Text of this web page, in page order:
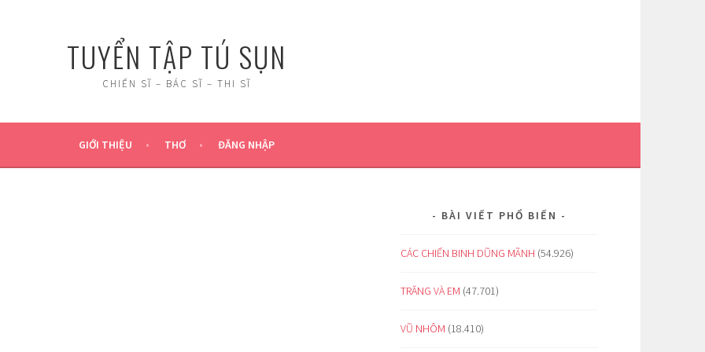
TUYỂN TẬP TÚ SỤN
CHIẾN SĨ – BÁC SĨ – THI SĨ
GIỚI THIỆU THƠ ĐĂNG NHẬP
BÀI VIẾT PHỔ BIẾN
CÁC CHIẾN BINH DŨNG MÃNH (54.926)
TRĂNG VÀ EM (47.701)
VŨ NHÔM (18.410)